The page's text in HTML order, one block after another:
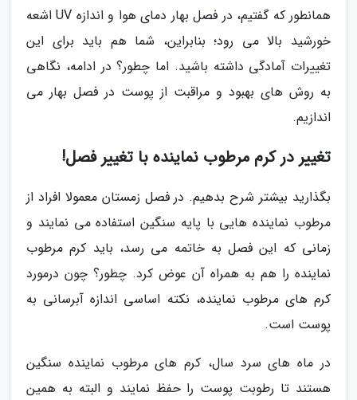
همانطور که گفتیم، در فصل بهار دمای هوا و اندازه UV اشعه
خورشید بالا می رود؛ بنابراین، شما هم باید برای این
تغییرات آمادگی داشته باشید. اما چطور؟ در ادامه، نگاهی
به روش های بهبود و مراقبت از پوست در فصل بهار می
اندازیم.
تغییر در کرم مرطوب نماینده با تغییر فصل!
بگذارید بیشتر شرح بدهیم. در فصل زمستان معمولا افراد از
مرطوب نماینده هایی با پایه سنگین استفاده می نمایند و
زمانی که این فصل به خاتمه می رسد، باید کرم مرطوب
نماینده را هم به همراه آن عوض کرد. چطور؟ چون درمورد
کرم های مرطوب نماینده، نکته اساسی اندازه آبرسانی به
پوست است.
در ماه های سرد سال، کرم های مرطوب نماینده سنگین
هستند تا رطوبت پوست را حفظ نمایند و البته به همین